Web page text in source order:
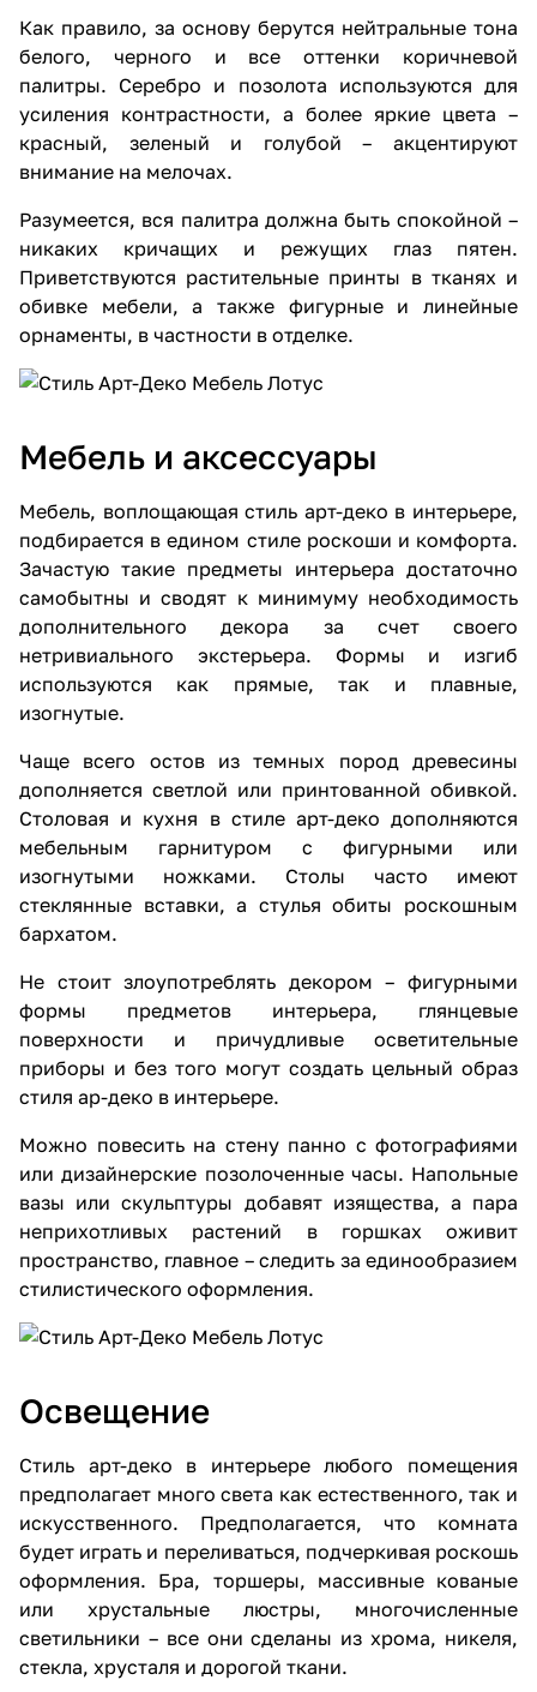
Как правило, за основу берутся нейтральные тона
белого, черного и все оттенки коричневой
палитры. Серебро и позолота используются для
усиления контрастности, а более яркие цвета –
красный, зеленый и голубой – акцентируют
внимание на мелочах.
Разумеется, вся палитра должна быть спокойной –
никаких кричащих и режущих глаз пятен.
Приветствуются растительные принты в тканях и
обивке мебели, а также фигурные и линейные
орнаменты, в частности в отделке.
Мебель и аксессуары
Мебель, воплощающая стиль арт-деко в интерьере,
подбирается в едином стиле роскоши и комфорта.
Зачастую такие предметы интерьера достаточно
самобытны и сводят к минимуму необходимость
дополнительного декора за счет своего
нетривиального экстерьера. Формы и изгиб
используются как прямые, так и плавные,
изогнутые.
Чаще всего остов из темных пород древесины
дополняется светлой или принтованной обивкой.
Столовая и кухня в стиле арт-деко дополняются
мебельным гарнитуром с фигурными или
изогнутыми ножками. Столы часто имеют
стеклянные вставки, а стулья обиты роскошным
бархатом.
Не стоит злоупотреблять декором – фигурными
формы предметов интерьера, глянцевые
поверхности и причудливые осветительные
приборы и без того могут создать цельный образ
стиля ар-деко в интерьере.
Можно повесить на стену панно с фотографиями
или дизайнерские позолоченные часы. Напольные
вазы или скульптуры добавят изящества, а пара
неприхотливых растений в горшках оживит
пространство, главное – следить за единообразием
стилистического оформления.
Освещение
Стиль арт-деко в интерьере любого помещения
предполагает много света как естественного, так и
искусственного. Предполагается, что комната
будет играть и переливаться, подчеркивая роскошь
оформления. Бра, торшеры, массивные кованые
или хрустальные люстры, многочисленные
светильники – все они сделаны из хрома, никеля,
стекла, хрусталя и дорогой ткани.